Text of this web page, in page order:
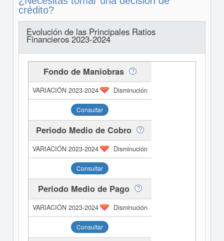
crédito?
Evolución de las Principales Ratios
Financieros 2023-2024
Fondo de Maniobras
Disminución
Consultar
Periodo Medio de Cobro
Disminución
Consultar
Periodo Medio de Pago
Disminución
Consultar